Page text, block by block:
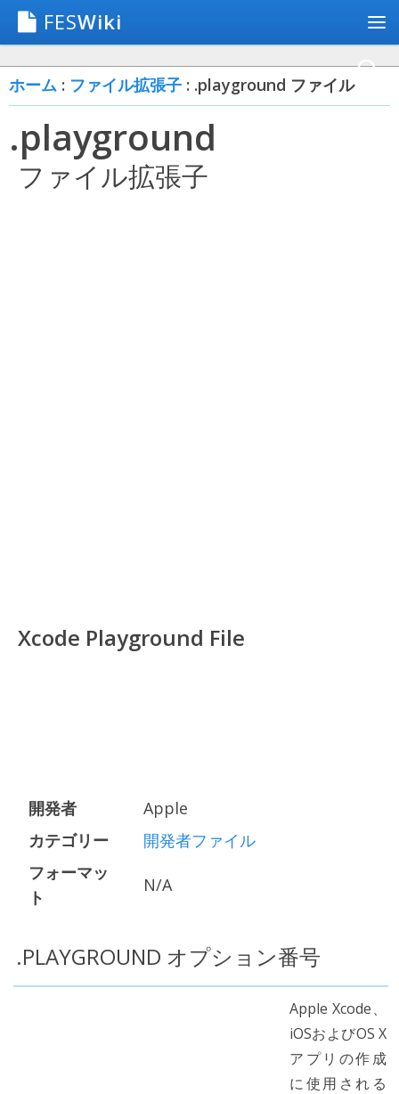
FESWiki
ホーム : ファイル拡張子 : .playground ファイル
.playground
ファイル拡張子
Xcode Playground File
開発者
Apple
カテゴリー
開発者ファイル
フォーマッ
ト
N/A
.PLAYGROUND オプション番号
Apple Xcode、
iOSおよびOS X
アプリの作成
に使用される